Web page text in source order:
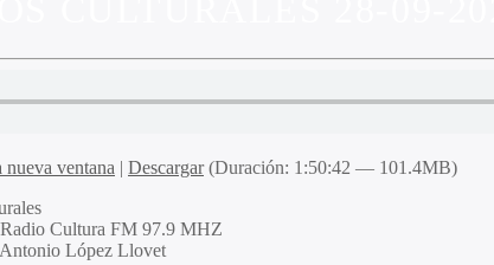
ventana | Descargar(Duración: 1:50:42 — 101.4MB)
Cultura FM 97.9 MHZ
López Llovet